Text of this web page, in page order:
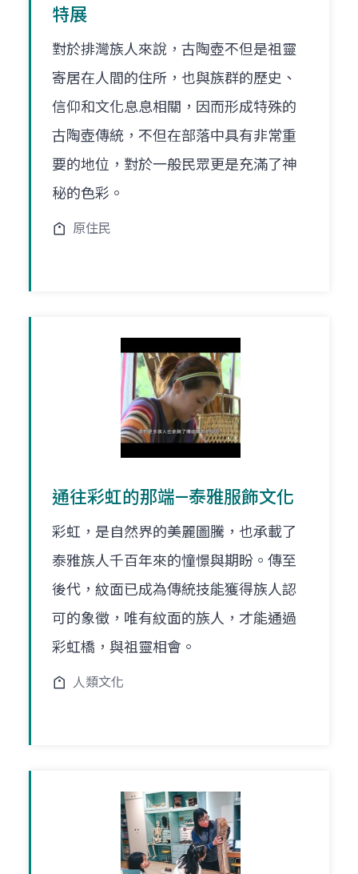
特展
對於排灣族人來說，古陶壺不但是祖靈
寄居在人間的住所，也與族群的歷史、
信仰和文化息息相關，因而形成特殊的
古陶壺傳統，不但在部落中具有非常重
要的地位，對於一般民眾更是充滿了神
秘的色彩。
原住民
通往彩虹的那端—泰雅服飾文化
彩虹，是自然界的美麗圖騰，也承載了
泰雅族人千百年來的憧憬與期盼。傳至
後代，紋面已成為傳統技能獲得族人認
可的象徵，唯有紋面的族人，才能通過
彩虹橋，與祖靈相會。
人類文化